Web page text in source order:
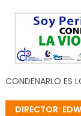
CONDENARLO ES
DIRECTOR: